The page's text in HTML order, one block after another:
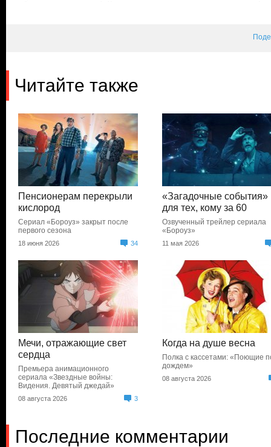
Читайте также
Пенсионерам перекрыли
кислород
Сериал «Бороуз» закрыт после
первого сезона
18 июня 2026 34
«Загадочные события»
для тех, кому за 60
Озвученный трейлер сериала
«Бороуз»
11 мая 2026
Мечи, отражающие свет
сердца
Премьера анимационного
сериала «Звездные войны:
Видения. Девятый джедай»
08 августа 2026 3
Когда на душе весна
Полка с кассетами: «Поющие
дождем»
08 августа 2026
Последние комментарии